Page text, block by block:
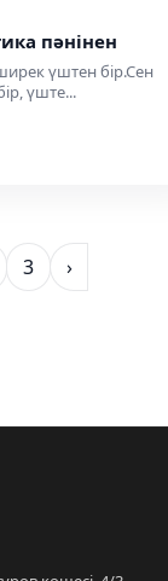
пәнінен
үштен бір.Сен
үште...
3 ›